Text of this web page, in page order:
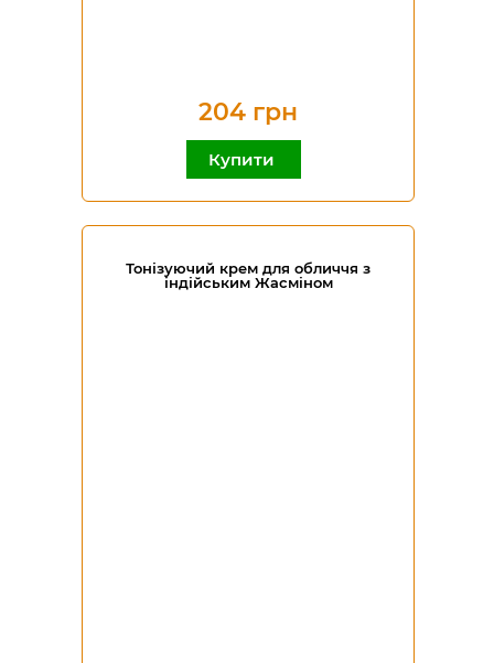
204 грн
Купити
Тонізуючий крем для обличчя з
індійським Жасміном